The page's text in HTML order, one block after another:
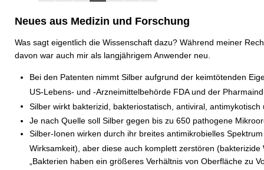
Neues aus Medizin und Forschung
Was sagt eigentlich die Wissenschaft dazu? Während meiner
davon war auch mir als langjährigem Anwender neu.
Bei den Patenten nimmt Silber aufgrund der keimtötenden
US-Lebens- und -Arzneimittelbehörde FDA und der
Silber wirkt bakterizid, bakteriostatisch, antiviral,
Je nach Quelle soll Silber gegen bis zu 650 pathogene
Silber-Ionen wirken durch ihr breites antimikrobielles
Wirksamkeit), aber diese auch komplett zerstören (bakterizide
„Bakterien haben ein größeres Verhältnis von Oberfläche zu